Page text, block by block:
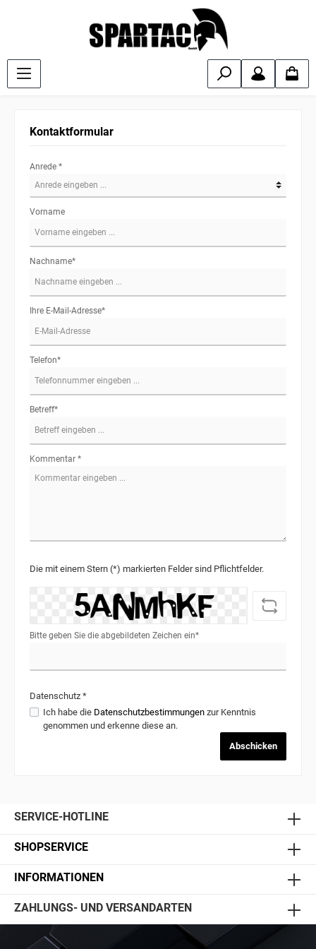
Kontaktformular
Anrede *
Vorname
Nachname*
Ihre E-Mail-Adresse*
Telefon*
Betreff*
Kommentar *
Die mit einem Stern (*) markierten Felder sind Pflichtfelder.
Bitte geben Sie die abgebildeten Zeichen ein*
Datenschutz *
Ich habe die Datenschutzbestimmungen zur Kenntnis
genommen und erkenne diese an.
Abschicken
SERVICE-HOTLINE
SHOPSERVICE
INFORMATIONEN
ZAHLUNGS- UND VERSANDARTEN